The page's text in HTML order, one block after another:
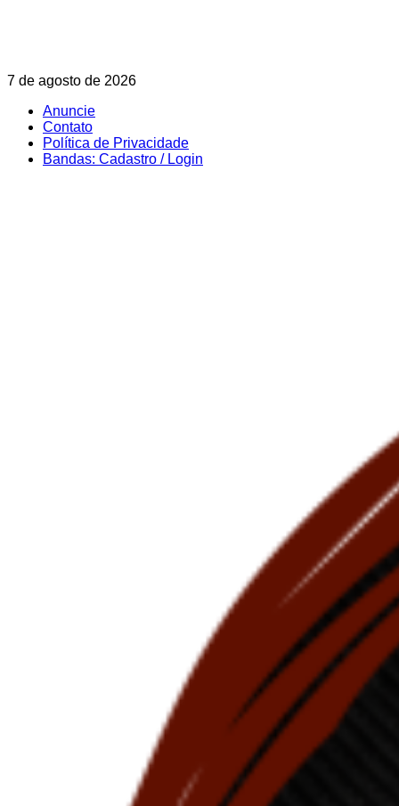
Skip
content
7 de agosto de 2026
Anuncie
Contato
Política de Privacidade
Bandas: Cadastro / Login